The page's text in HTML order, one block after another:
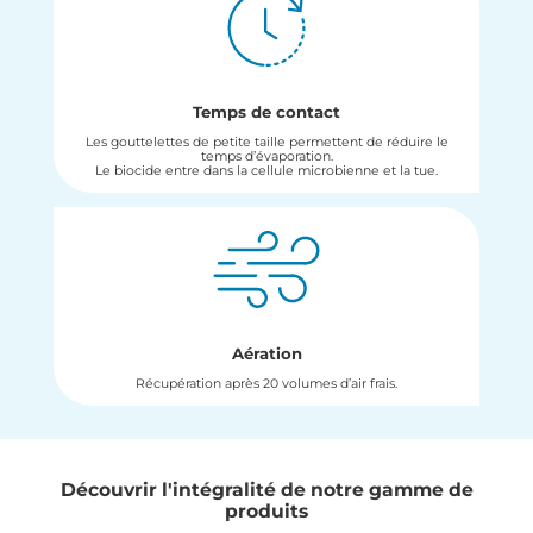
Temps de contact
Les gouttelettes de petite taille permettent de réduire le
temps d’évaporation.
Le biocide entre dans la cellule microbienne et la tue.
Aération
Récupération après 20 volumes d’air frais.
Découvrir l'intégralité de notre gamme de
produits